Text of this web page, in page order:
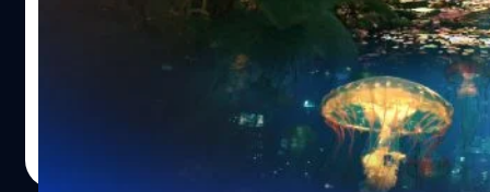
ช่วงนี้ไม่ว่าจะเลื่อน TikTok, Reels หรือ Shorts ก็คงหนีไม่พ้น
คลิป AI ที่โผล่มาเต็มฟีด ทั้งละครสั้นผลไม้ สัตว์พูดได้ หรือ
คลิปที่หลายครั้งดูแทบไม่ออกว่าเป็นของจริงหรือ AI ทั้งที่ไม่กี่
ปีก่อน AI สร้างวิดีโอได้เพียงไม่กี่วินาที ตัวละครเปลี่ยนหน้าทุ
กช็อต ฉากกระตุก และภาพหลุดจนกลายเป็นมีมบน
อินเทอร์เน็ต แต่จากช่วงที่ผ่านมา เราต่างได้เห็นเทคโนโลยี AI
Video พัฒนาแบบก้าวกระโดด ล่าสุด ByteDance บริษัทแม่